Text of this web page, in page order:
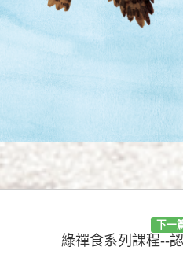
下一
綠禪食系列課程--